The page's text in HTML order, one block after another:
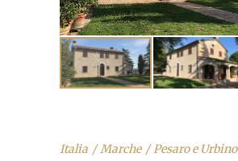
Italia Marche Pesaro e Urbino